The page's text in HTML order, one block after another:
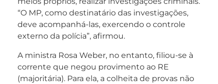
“O MP, como destinatário das investigações,
deve acompanhá-las, exercendo o controle
externo da polícia”, afirmou.
A ministra Rosa Weber, no entanto, filiou-se à
corrente que negou provimento ao RE
(majoritária). Para ela, a colheita de provas não